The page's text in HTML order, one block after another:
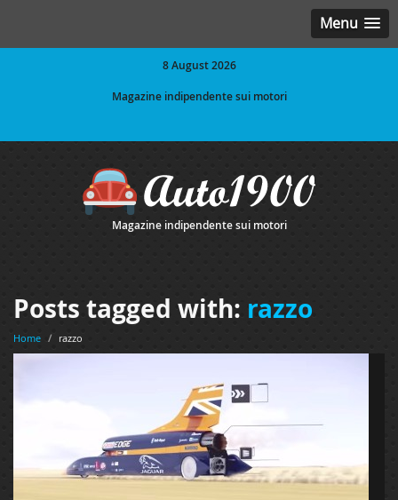
Menu
8 August 2026
Magazine indipendente sui motori
Magazine indipendente sui motori
Posts tagged with: razzo
Home / razzo